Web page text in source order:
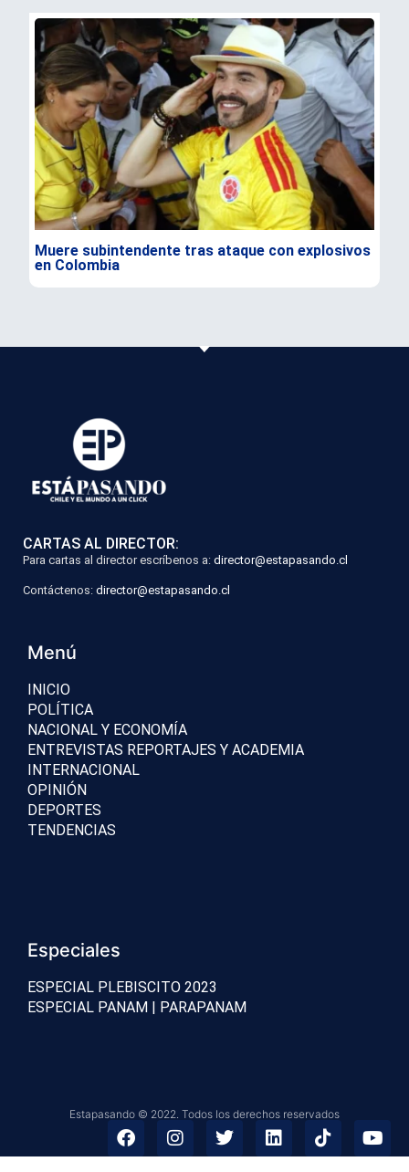
Muere subintendente tras ataque con explosivos
en Colombia
CARTAS AL DIRECTOR:
Para cartas al director escríbenos a: director@estapasando.cl
Contáctenos: director@estapasando.cl
Menú
INICIO
POLÍTICA
NACIONAL Y ECONOMÍA
ENTREVISTAS REPORTAJES Y ACADEMIA
INTERNACIONAL
OPINIÓN
DEPORTES
TENDENCIAS
Especiales
ESPECIAL PLEBISCITO 2023
ESPECIAL PANAM | PARAPANAM
Estapasando © 2022. Todos los derechos reservados